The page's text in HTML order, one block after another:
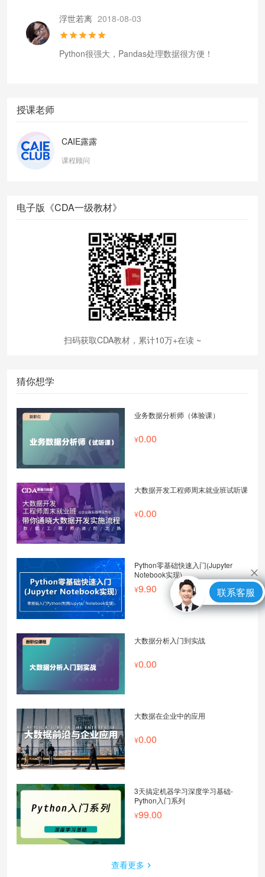
浮世若离 2018-08-03
Python很强大，Pandas处理数据很方便！
授课老师
CAIE露露
课程顾问
电子版《CDA一级教材》
扫码获取CDA教材，累计10万+在读 ~
猜你想学
业务数据分析师（体验课）
0.00
大数据开发工程师周末就业班试听课
0.00
Python零基础快速入门(Jupyter
Notebook实现)
9.90
大数据分析入门到实战
0.00
大数据在企业中的应用
0.00
3天搞定机器学习深度学习基础-
Python入门系列
99.00
查看更多
联系客服